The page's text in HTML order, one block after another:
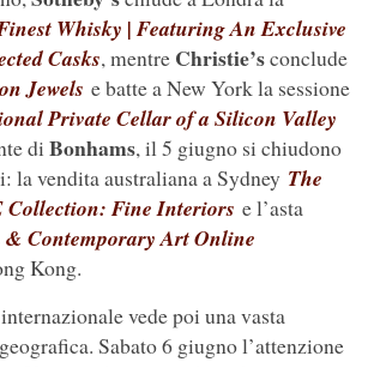
Whisky | Featuring An Exclusive
Casks, mentre Christie’sconclude
Jewels e batte a New York la sessione
Private Cellar of a Silicon Valley
di Bonhams, il 5 giugno si chiudono
la vendita australiana a Sydney The
Collection: Fine Interiors e l’asta
Contemporary Art Online
Kong.
vede poi una vasta
Sabato 6 giugno l’attenzione